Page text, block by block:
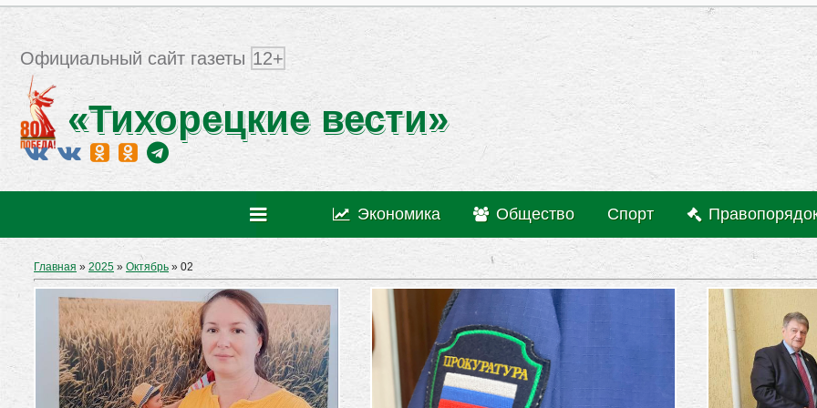
Официальный сайт газеты 12+
«Тихорецкие вести»
Экономика Общество Спорт
Главная »2025 » Октябрь » 02